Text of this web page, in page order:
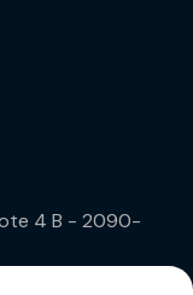
4 B - 2090-